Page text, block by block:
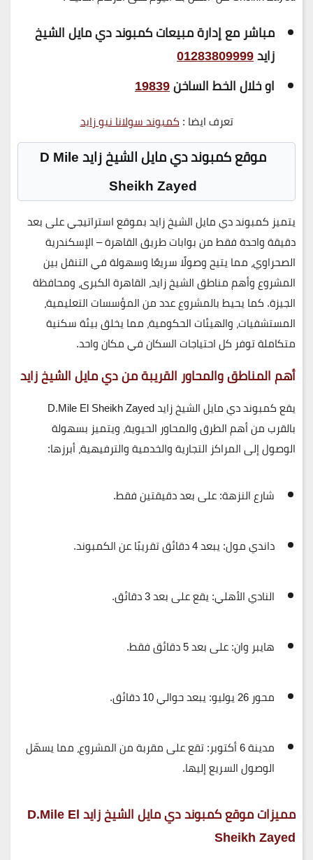
مباشر مع إدارة مبيعات كمبوند دي مايل الشيخ
زايد01283809999
او خلال الخط الساخن19839
تعرف ايضا :كمبوند سولانا نيو زايد
موقع كمبوند دي مايل الشيخ زايد D Mile
Sheikh Zayed
يتميز كمبوند دي مايل الشيخ زايدبموقع استراتيجي على بعد
دقيقة واحدة فقط من بواباتطريق القاهرة – الإسكندرية
الصحراوي، مما يتيح وصولًا سريعًا وسهولة في التنقل بين
المشروع وأهم مناطق الشيخ زايد، القاهرة الكبرى، ومحافظة
الجيزة. كما يحيط بالمشروع عدد من المؤسسات التعليمية،
المستشفيات، والهيئات الحكومية، مما يخلقبيئة سكنية
متكاملةتوفر كل احتياجات السكان في مكان واحد.
أهم المناطق والمحاور القريبة من دي مايل الشيخ زايد
يقع كمبوند دي مايل الشيخ زايدD.Mile El Sheikh Zayed
بالقرب من أهم الطرق والمحاور الحيوية، ويتميز بسهولة
الوصول إلى المراكز التجارية والخدمية والترفيهية، أبرزها:
شارع النزهة:على بعد دقيقتين فقط.
داندي مول:يبعد 4 دقائق تقريبًا عن الكمبوند.
النادي الأهلي:يقع على بعد 3 دقائق.
هايبر وان:على بعد 5 دقائق فقط.
محور 26 يوليو: يبعد حوالي 10 دقائق.
مدينة 6 أكتوبر:
تقع على مقربة من المشروع، مما يسهّل
الوصول السريع إليها.
مميزات موقع كمبوند دي مايل الشيخ زايد D.Mile El
Sheikh Zayed